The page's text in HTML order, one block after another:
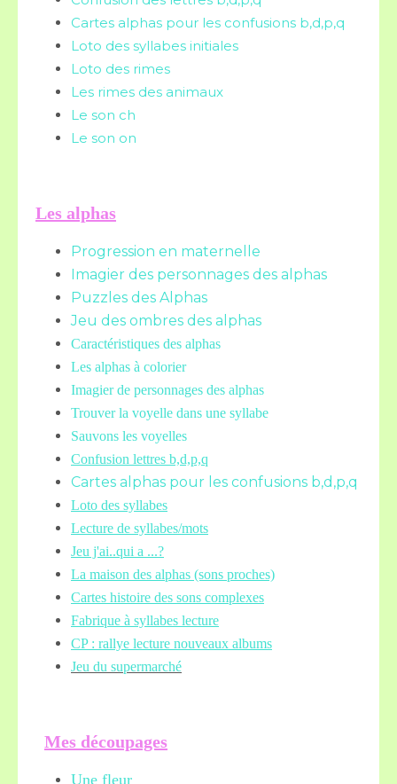
Cartes alphas pour les confusions b,d,p,q
Loto des syllabes initiales
Loto des rimes
Les rimes des animaux
Le son ch
Le son on
Les alphas
Progression en maternelle
Imagier des personnages des alphas
Puzzles des Alphas
Jeu des ombres des alphas
Caractéristiques des alphas
Les alphas à colorier
Imagier de personnages des alphas
Trouver la voyelle dans une syllabe
Sauvons les voyelles
Confusion lettres b,d,p,q
Cartes alphas pour les confusions b,d,p,q
Loto des syllabes
Lecture de syllabes/mots
Jeu j'ai..qui a ...?
La maison des alphas (sons proches)
Cartes histoire des sons complexes
Fabrique à syllabes lecture
CP : rallye lecture nouveaux albums
Jeu du supermarché
Mes découpages
Une fleur